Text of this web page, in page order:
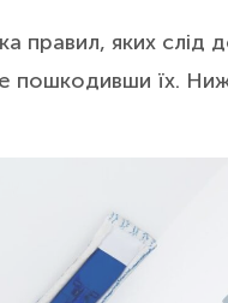
правил, яких слід
пошкодивши їх.